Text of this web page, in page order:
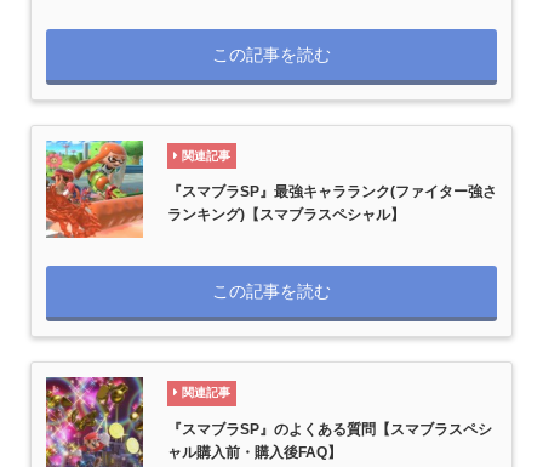
この記事を読む
関連記事
『スマブラSP』最強キャラランク(ファイター強さ
ランキング)【スマブラスペシャル】
この記事を読む
関連記事
『スマブラSP』のよくある質問【スマブラスペシ
ャル購入前・購入後FAQ】